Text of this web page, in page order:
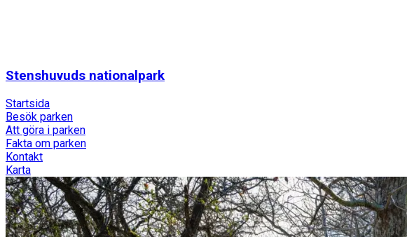
Stenshuvuds nationalpark
Startsida
Besök parken
Att göra i parken
Fakta om parken
Kontakt
Karta